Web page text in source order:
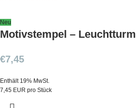
Neu
Motivstempel – Leuchtturm
€7,45
Enthält 19% MwSt.
7,45 EUR pro Stück